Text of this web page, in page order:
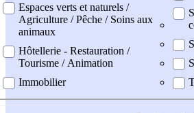
Espaces verts et naturels /
Agriculture / Pêche / Soins aux
animaux
Hôtellerie - Restauration /
Tourisme / Animation
Immobilier